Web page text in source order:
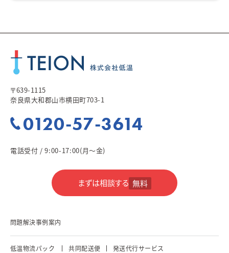
〒639-1115
奈良県大和郡山市横田町703-1
0120-57-3614
電話受付 / 9:00-17:00(月～金)
まずは相談する 無料
問題解決事例案内
低温物流パック 共同配送便 発送代行サービス